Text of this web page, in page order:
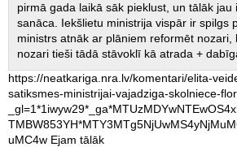
pirmā gada laikā sāk pieklust, un tālāk jau
sanāca. Iekšlietu ministrija vispār ir spilgs
ministrs atnāk ar plāniem reformēt nozari,
nozari tieši tādā stāvoklī kā atrada +
https://neatkariga.nra.lv/komentari/elita-
satiksmes-ministrijai-vajadziga-skolniece-
uMC4w Ejam tālāk